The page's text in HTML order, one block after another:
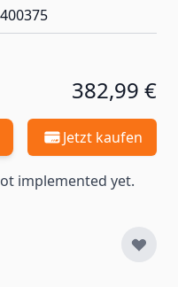
382,99 €
Jetzt kaufen
implemented yet.